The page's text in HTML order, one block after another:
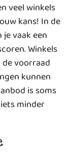
veel winkels
kans! In de
vaak een
Winkels
voorraad
kunnen
is soms
minder